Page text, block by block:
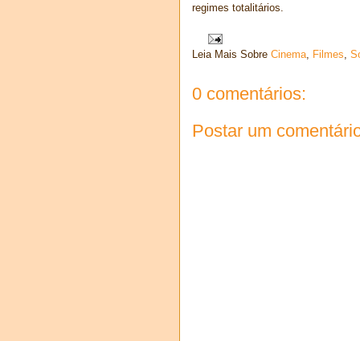
regimes totalitários.
Leia Mais Sobre Cinema, Filmes,
0 comentários:
Postar um